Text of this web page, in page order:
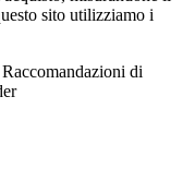
sito utilizziamo i
di